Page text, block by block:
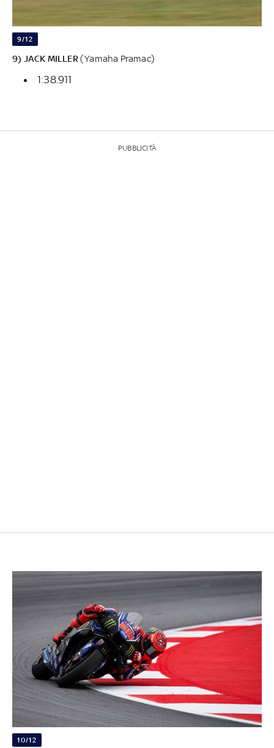
9/12
9) JACK MILLER(Yamaha Pramac)
1:38.911
PUBBLICITÀ
10/12